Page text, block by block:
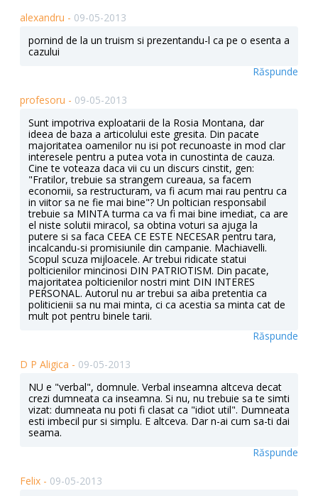
alexandru - 09-05-2013
pornind de la un truism si prezentandu-l ca pe o esenta a
cazului
Răspunde
profesoru - 09-05-2013
Sunt impotriva exploatarii de la Rosia Montana, dar
ideea de baza a articolului este gresita. Din pacate
majoritatea oamenilor nu isi pot recunoaste in mod clar
interesele pentru a putea vota in cunostinta de cauza.
Cine te voteaza daca vii cu un discurs cinstit, gen:
"Fratilor, trebuie sa strangem cureaua, sa facem
economii, sa restructuram, va fi acum mai rau pentru ca
in viitor sa ne fie mai bine"? Un poltician responsabil
trebuie sa MINTA turma ca va fi mai bine imediat, ca are
el niste solutii miracol, sa obtina voturi sa ajuga la
putere si sa faca CEEA CE ESTE NECESAR pentru tara,
incalcandu-si promisiunile din campanie. Machiavelli.
Scopul scuza mijloacele. Ar trebui ridicate statui
polticienilor mincinosi DIN PATRIOTISM. Din pacate,
majoritatea polticienilor nostri mint DIN INTERES
PERSONAL. Autorul nu ar trebui sa aiba pretentia ca
politicienii sa nu mai minta, ci ca acestia sa minta cat de
mult pot pentru binele tarii.
Răspunde
D P Aligica - 09-05-2013
NU e "verbal", domnule. Verbal inseamna altceva decat
crezi dumneata ca inseamna. Si nu, nu trebuie sa te simti
vizat: dumneata nu poti fi clasat ca "idiot util". Dumneata
esti imbecil pur si simplu. E altceva. Dar n-ai cum sa-ti dai
seama.
Răspunde
Felix - 09-05-2013